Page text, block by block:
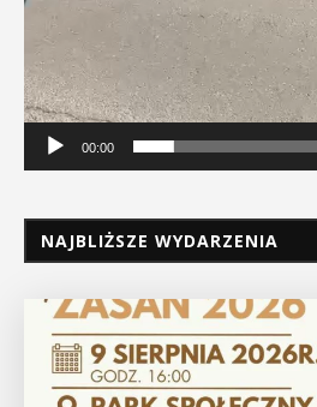
00:00
NAJBLIŻSZE WYDARZENIA